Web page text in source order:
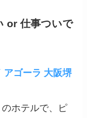
or 仕事ついで
アゴーラ 大阪堺
ホテルで、ピ